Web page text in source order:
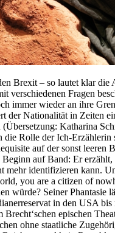
Brexit – so lautet klar die
verschiedenen Fragen
immer wieder an ihre
der Nationalität in Zeiten
(Übersetzung: Katharina
die Rolle der Ich-
auf der sonst leeren
auf Band: Er
mehr identifizieren kann.
you are a citizen of
würde? Seiner
in den USA
Brecht‘schen epischen
ohne staatliche